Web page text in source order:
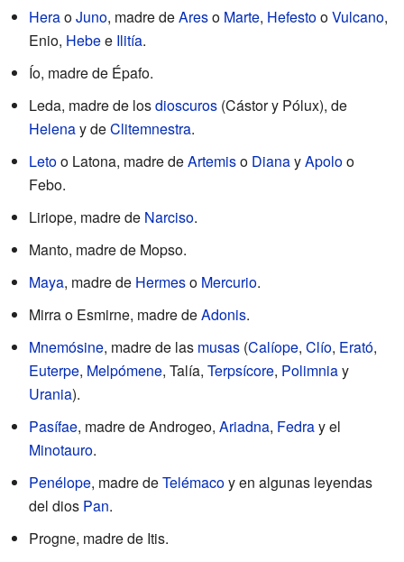
HeraoJuno, madre deAreso Marte, HefestooVulcano,
Enio, Hebee Ilitía.
Ío, madre de Épafo.
Leda, madre de losdioscuros (Cástor y Pólux), de
Helenay deClitemnestra.
Letoo Latona, madre deArtemiso DianayApoloo
Febo.
Liriope, madre de Narciso.
Manto, madre de Mopso.
Maya, madre de Hermeso Mercurio.
Mirra o Esmirne, madre deAdonis.
Mnemósine, madre de las musas (Calíope, Clío, Erató,
Euterpe, Melpómene, Talía, Terpsícore, Polimniay
Urania).
Pasífae, madre de Androgeo, Ariadna, Fedray el
Minotauro.
Penélope, madre deTelémacoy en algunas leyendas
del dios Pan.
Progne, madre de Itis.